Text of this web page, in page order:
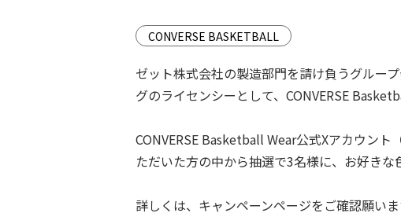
CONVERSE BASKETBALL
ゼット株式会社の製造部⾨を請け負うグルー
グのライセンシーとして、CONVERSE
CONVERSE Basketball Wear公式Xアカウント
ただいた方の中から抽選で3名様に、お好きな
詳しくは、キャンペーンページをご確認願いま